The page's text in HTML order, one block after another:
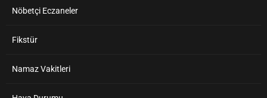
Nöbetçi Eczaneler
Fikstür
Namaz Vakitleri